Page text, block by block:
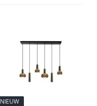
NIEUW